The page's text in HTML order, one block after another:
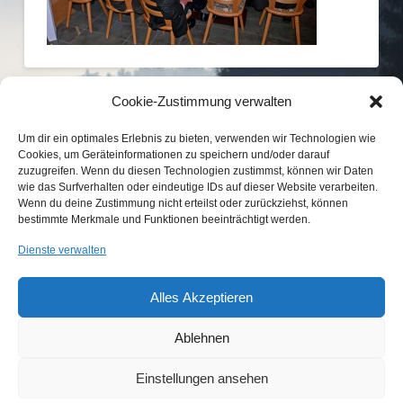
Cookie-Zustimmung verwalten
Um dir ein optimales Erlebnis zu bieten, verwenden wir Technologien wie
Cookies, um Geräteinformationen zu speichern und/oder darauf
zuzugreifen. Wenn du diesen Technologien zustimmst, können wir Daten
wie das Surfverhalten oder eindeutige IDs auf dieser Website verarbeiten.
Wenn du deine Zustimmung nicht erteilst oder zurückziehst, können
bestimmte Merkmale und Funktionen beeinträchtigt werden.
Dienste verwalten
Alles Akzeptieren
Ablehnen
Einstellungen ansehen
...etwas Interessantes gefunden?
Laden Sie Freunde und Bekannte auf
unsere Seite ein!